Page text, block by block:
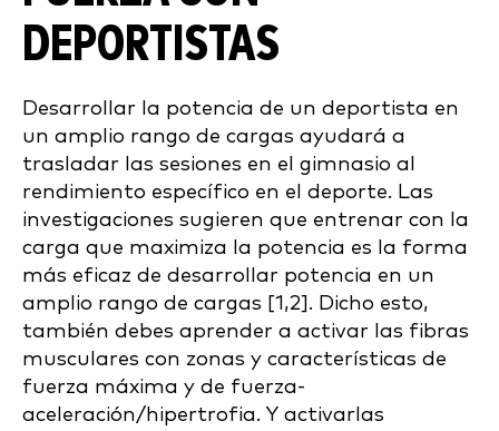
DEPORTISTAS
Desarrollar la potencia de un deportista en
un amplio rango de cargas ayudará a
trasladar las sesiones en el gimnasio al
rendimiento específico en el deporte. Las
investigaciones sugieren que entrenar con la
carga que maximiza la potencia es la forma
más eficaz de desarrollar potencia en un
amplio rango de cargas [1,2]. Dicho esto,
también debes aprender a activar las fibras
musculares con zonas y características de
fuerza máxima y de fuerza-
aceleración/hipertrofia. Y activarlas